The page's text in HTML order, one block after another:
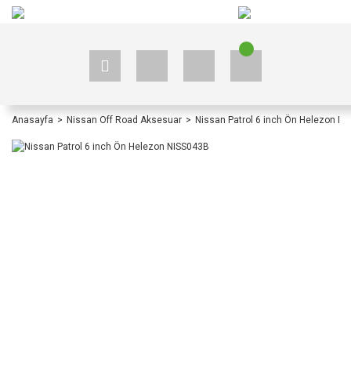
Anasayfa Nissan Off Road Aksesuar Nissan Patrol 6 inch Ön Helezon